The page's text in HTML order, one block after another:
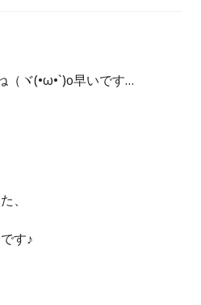
（ヾ(•ω•`)o早いです…
、
す♪